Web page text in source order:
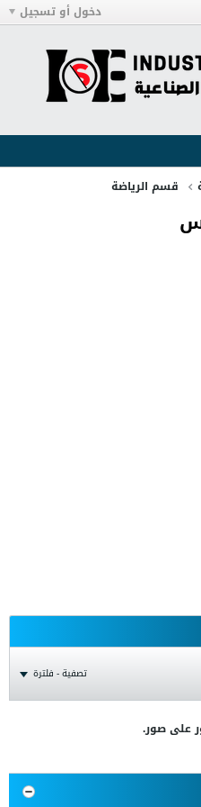
دخول أو تسجيل
قسم الرياضة
تصفية - فلترة
على صور.